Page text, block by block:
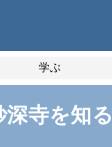
学ぶ
深寺を知る